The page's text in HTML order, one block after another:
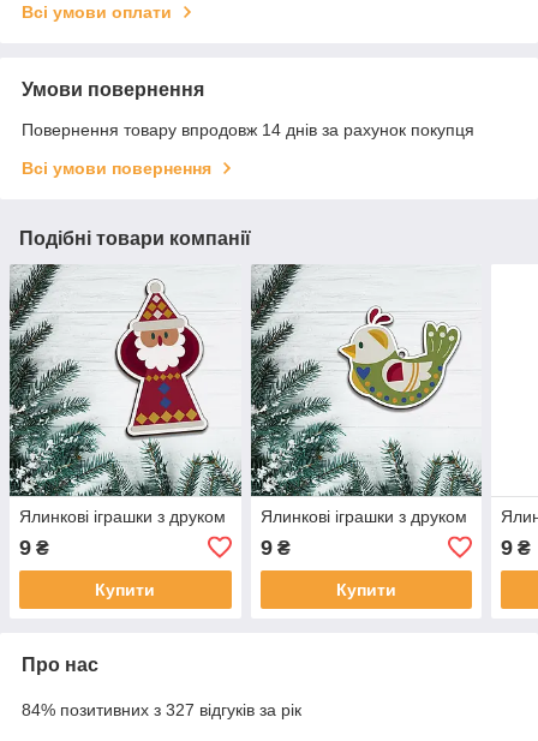
Всі умови оплати
Умови повернення
Повернення товару впродовж 14 днів за рахунок покупця
Всі умови повернення
Подібні товари компанії
Ялинкові іграшки з друком
9 ₴
Купити
Ялинкові іграшки з друком
9₴
Купити
9 ₴
Про нас
84% позитивних з 327 відгуків за рік